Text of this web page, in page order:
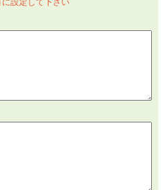
設定して下さい